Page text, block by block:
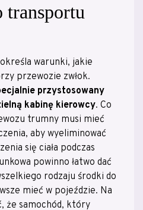
transportu
warunki, jakie
przewozie zwłok.
przystosowany
kabinę kierowcy. Co
trumny musi mieć
aby wyeliminować
się ciała podczas
powinno łatwo dać
rodzaju środki do
mieć w pojeździe. Na
że samochód, który